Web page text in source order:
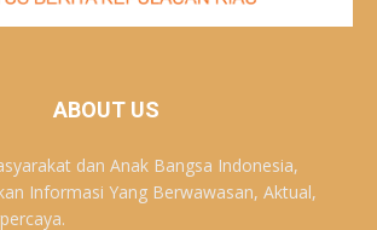
ABOUT US
dan Anak Bangsa Indonesia,
Informasi Yang Berwawasan, Aktual,